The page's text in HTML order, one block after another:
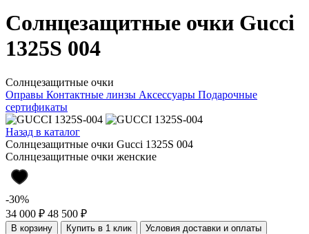
Солнцезащитные очки Gucci
1325S 004
Солнцезащитные очки
Оправы Контактные линзы Аксессуары Подарочные
сертификаты
Назад в каталог
Солнцезащитные очки Gucci 1325S 004
Солнцезащитные очки женские
-30%
34 000 ₽ 48 500 ₽
В корзину Купить в 1 клик Условия доставки и оплаты